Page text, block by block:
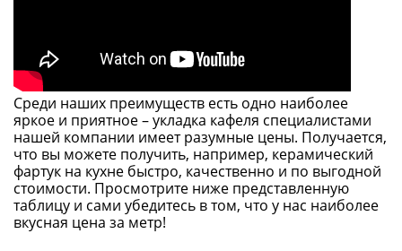
Среди наших преимуществ есть одно наиболее
яркое и приятное – укладка кафеля специалистами
нашей компании имеет разумные цены. Получается,
что вы можете получить, например, керамический
фартук на кухне быстро, качественно и по выгодной
стоимости. Просмотрите ниже представленную
таблицу и сами убедитесь в том, что у нас наиболее
вкусная цена за метр!